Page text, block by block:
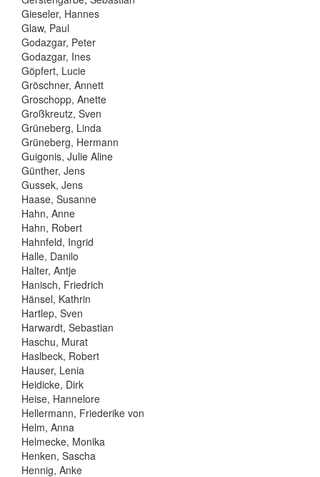
Gieseler, Hannes
Glaw, Paul
Godazgar, Peter
Godazgar, Ines
Göpfert, Lucie
Gröschner, Annett
Groschopp, Anette
Großkreutz, Sven
Grüneberg, Linda
Grüneberg, Hermann
Guigonis, Julie Aline
Günther, Jens
Gussek, Jens
Haase, Susanne
Hahn, Anne
Hahn, Robert
Hahnfeld, Ingrid
Halle, Danilo
Halter, Antje
Hanisch, Friedrich
Hänsel, Kathrin
Hartlep, Sven
Harwardt, Sebastian
Haschu, Murat
Haslbeck, Robert
Hauser, Lenia
Heidicke, Dirk
Heise, Hannelore
Hellermann, Friederike von
Helm, Anna
Helmecke, Monika
Henken, Sascha
Hennig, Anke